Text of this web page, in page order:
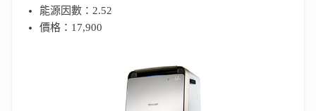
能源因數：2.52
價格：17,900